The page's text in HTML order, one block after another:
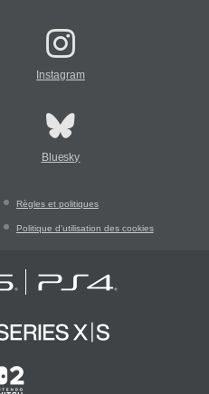
Instagram
Bluesky
Règles et politiques
Politique d'utilisation des cookies